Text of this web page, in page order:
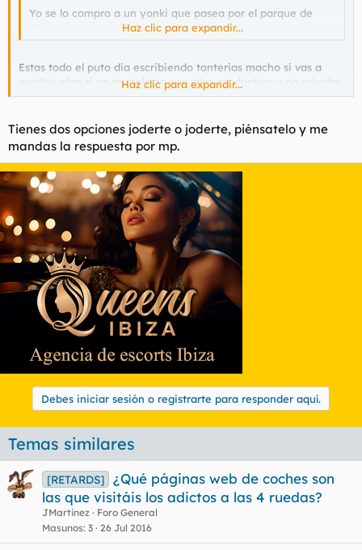
Yo se lo compro a un yonki que pasea por el parque de
Haz clic para expandir...
Estas todo el puto dia escribiendo tonterias macho si vas a
escribir algo si no te molesta pon algo productivo y no mierdas
!
Yo uso Cracks.am Ojo te mete Linux por el messenger asi que
usar Firefox que si usas IE la liaste.
Haz clic para expandir...
Tienes dos opciones joderte o joderte, piénsatelo y me
mandas la respuesta por mp.
Debes iniciar sesión o registrarte para responder aquí.
Temas similares
[RETARDS]
¿Qué páginas web de coches son
las que visitáis los adictos a las 4 ruedas?
JMartinez
Foro General
Masunos 3 26 Jul 2016